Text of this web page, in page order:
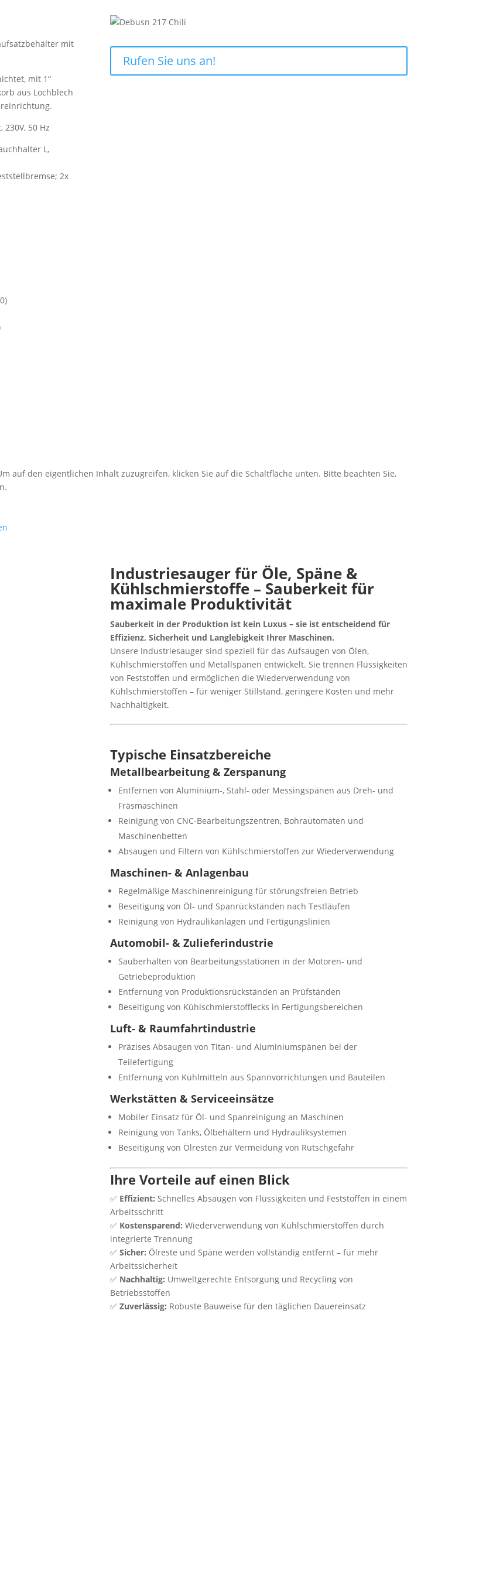
mit
mit 1“
aus Lochblech
50 Hz
L,
2x
Rufen Sie uns an!
auf den eigentlichen Inhalt zuzugreifen, klicken Sie auf die Schaltfläche unten. Bitte beachten Sie,
Industriesauger für Öle, Späne &
Kühlschmierstoffe – Sauberkeit für
maximale Produktivität
Sauberkeit in der Produktion ist kein Luxus – sie ist entscheidend für
Effizienz, Sicherheit und Langlebigkeit Ihrer Maschinen.
Unsere Industriesauger sind speziell für das Aufsaugen von Ölen,
Kühlschmierstoffen und Metallspänen entwickelt. Sie trennen Flüssigkeiten
von Feststoffen und ermöglichen die Wiederverwendung von
Kühlschmierstoffen – für weniger Stillstand, geringere Kosten und mehr
Nachhaltigkeit.
Typische Einsatzbereiche
Metallbearbeitung & Zerspanung
Entfernen von Aluminium-, Stahl- oder Messingspänen aus Dreh- und
Fräsmaschinen
Reinigung von CNC-Bearbeitungszentren, Bohrautomaten und
Maschinenbetten
Absaugen und Filtern von Kühlschmierstoffen zur Wiederverwendung
Maschinen- & Anlagenbau
Regelmäßige Maschinenreinigung für störungsfreien Betrieb
Beseitigung von Öl- und Spanrückständen nach Testläufen
Reinigung von Hydraulikanlagen und Fertigungslinien
Automobil- & Zulieferindustrie
Sauberhalten von Bearbeitungsstationen in der Motoren- und
Getriebeproduktion
Entfernung von Produktionsrückständen an Prüfständen
Beseitigung von Kühlschmierstofflecks in Fertigungsbereichen
Luft- & Raumfahrtindustrie
Präzises Absaugen von Titan- und Aluminiumspänen bei der
Teilefertigung
Entfernung von Kühlmitteln aus Spannvorrichtungen und Bauteilen
Werkstätten & Serviceeinsätze
Mobiler Einsatz für Öl- und Spanreinigung an Maschinen
Reinigung von Tanks, Ölbehältern und Hydrauliksystemen
Beseitigung von Ölresten zur Vermeidung von Rutschgefahr
Ihre Vorteile auf einen Blick
✅ Effizient: Schnelles Absaugen von Flüssigkeiten und Feststoffen in einem
Arbeitsschritt
✅ Kostensparend: Wiederverwendung von Kühlschmierstoffen durch
integrierte Trennung
✅ Sicher: Ölreste und Späne werden vollständig entfernt – für mehr
Arbeitssicherheit
✅ Nachhaltig: Umweltgerechte Entsorgung und Recycling von
Betriebsstoffen
✅ Zuverlässig: Robuste Bauweise für den täglichen Dauereinsatz